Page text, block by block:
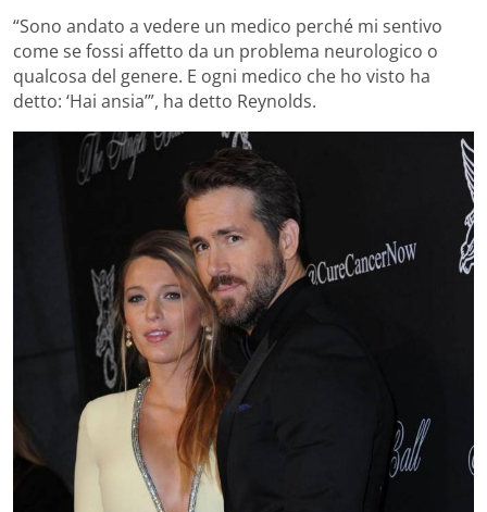
“Sono andato a vedere un medico perché mi sentivo
come se fossi affetto da un problema neurologico o
qualcosa del genere. E ogni medico che ho visto ha
detto: ‘Hai ansia’”, ha detto Reynolds.